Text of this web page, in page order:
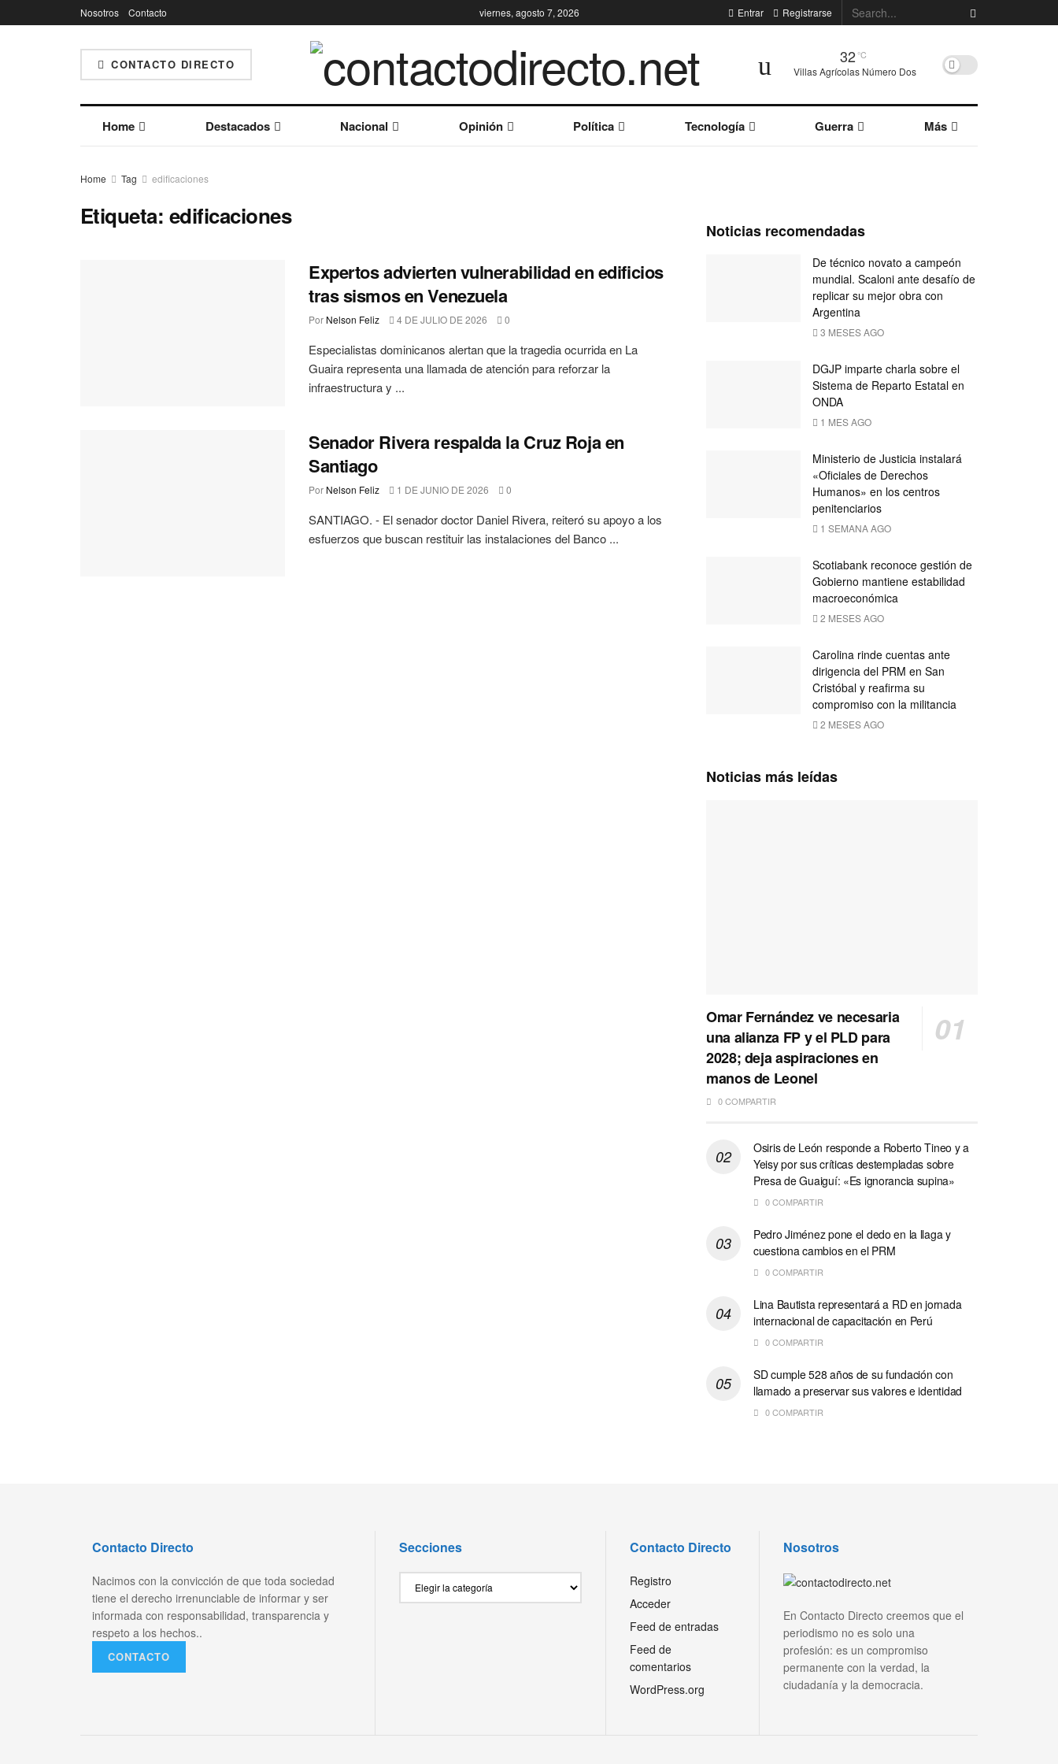
Nosotros Contacto viernes, agosto 7, 2026 Entrar Registrarse
CONTACTO DIRECTO 32°C
Villas Agrícolas Número Dos
Home Destacados Nacional Opinión Política Tecnología Guerra Más
Home Tag edificaciones
Etiqueta: edificaciones
Expertos advierten vulnerabilidad en edificios
tras sismos en Venezuela
Por Nelson Feliz 4 DE JULIO DE 2026 0
Especialistas dominicanos alertan que la tragedia ocurrida en La
Guaira representa una llamada de atención para reforzar la
infraestructura y ...
Senador Rivera respalda la Cruz Roja en
Santiago
Por Nelson Feliz 1 DE JUNIO DE 2026 0
SANTIAGO. - El senador doctor Daniel Rivera, reiteró su apoyo a los
esfuerzos que buscan restituir las instalaciones del Banco ...
Noticias recomendadas
De técnico novato a campeón
mundial. Scaloni ante desafío de
replicar su mejor obra con
Argentina
3 MESES AGO
DGJP imparte charla sobre el
Sistema de Reparto Estatal en
ONDA
1 MES AGO
Ministerio de Justicia instalará
«Oficiales de Derechos
Humanos» en los centros
penitenciarios
1 SEMANA AGO
Scotiabank reconoce gestión de
Gobierno mantiene estabilidad
macroeconómica
2 MESES AGO
Carolina rinde cuentas ante
dirigencia del PRM en San
Cristóbal y reafirma su
compromiso con la militancia
2 MESES AGO
Noticias más leídas
Omar Fernández ve necesaria
una alianza FP y el PLD para
2028; deja aspiraciones en
manos de Leonel
0 COMPARTIR
Osiris de León responde a Roberto Tineo y a
Yeisy por sus críticas destempladas sobre
Presa de Guaiguí: «Es ignorancia supina»
0 COMPARTIR
Pedro Jiménez pone el dedo en la llaga y
cuestiona cambios en el PRM
0 COMPARTIR
Lina Bautista representará a RD en jornada
internacional de capacitación en Perú
0 COMPARTIR
SD cumple 528 años de su fundación con
llamado a preservar sus valores e identidad
0 COMPARTIR
Contacto Directo
Nacimos con la convicción de que toda sociedad
tiene el derecho irrenunciable de informar y ser
informada con responsabilidad, transparencia y
respeto a los hechos..
CONTACTO
Secciones Contacto Directo
Registro
Acceder
Feed de entradas
Feed de
comentarios
WordPress.org
Nosotros
En Contacto Directo creemos que el
periodismo no es solo una
profesión: es un compromiso
permanente con la verdad, la
ciudadanía y la democracia.